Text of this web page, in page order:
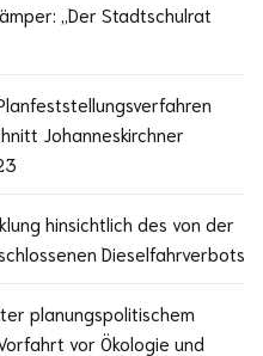
„Der Stadtschulrat
Johanneskirchner
hinsichtlich des von der
Dieselfahrverbots
planungspolitischem
vor Ökologie und